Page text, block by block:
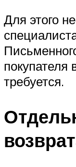
Для этого
покупателя
требуется.